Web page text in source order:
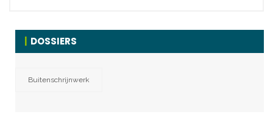
DOSSIERS
Buitenschrijnwerk